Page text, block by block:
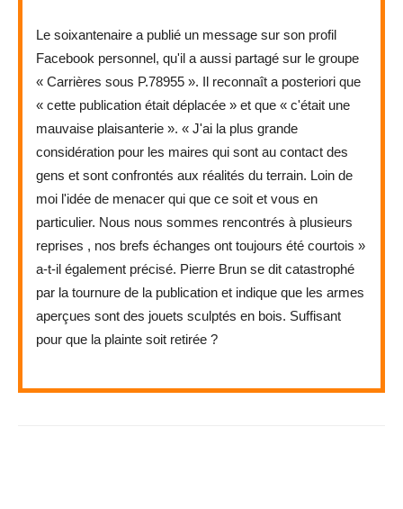
Le soixantenaire a publié un message sur son profil
Facebook personnel, qu'il a aussi partagé sur le groupe
« Carrières sous P.78955 ». Il reconnaît a posteriori que
« cette publication était déplacée » et que « c'était une
mauvaise plaisanterie ». « J'ai la plus grande
considération pour les maires qui sont au contact des
gens et sont confrontés aux réalités du terrain. Loin de
moi l'idée de menacer qui que ce soit et vous en
particulier. Nous nous sommes rencontrés à plusieurs
reprises , nos brefs échanges ont toujours été courtois »
a-t-il également précisé. Pierre Brun se dit catastrophé
par la tournure de la publication et indique que les armes
aperçues sont des jouets sculptés en bois. Suffisant
pour que la plainte soit retirée ?